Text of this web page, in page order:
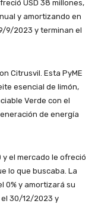
USD 38 millones,
y amortizando en
9/2023 y terminan el
Citrusvil. Esta PyME
esencial de limón,
Verde con el
de energía
y el mercado le ofreció
lo que buscaba. La
0% y amortizará su
30/12/2023 y